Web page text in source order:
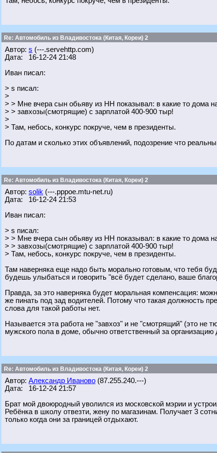
Re: Автомобиль из Владивостока (Китая, Кореи) 2
Автор: s (---.servehttp.com)
Дата: 16-12-24 21:48
Иван писал:
> s писал:
>
> > Мне вчера сын обьяву из НН показывал: в какие то дома
> > завхозы(смотрящие) с зарплатой 400-900 тыр!
>
> Там, небось, конкурс покруче, чем в президенты.
По датам и сколько этих объявлений, подозрение что
Re: Автомобиль из Владивостока (Китая, Кореи) 2
Автор: solik (---.pppoe.mtu-net.ru)
Дата: 16-12-24 21:53
Иван писал:
> s писал:
> > Мне вчера сын обьяву из НН показывал: в какие то дома
> > завхозы(смотрящие) с зарплатой 400-900 тыр!
> Там, небось, конкурс покруче, чем в президенты.
Там наверняка еще надо быть морально готовым, что тебя
будешь улыбаться и говорить "всё будет сделано, ваше
Правда, за это наверняка будет моральная компенсация:
же пинать под зад водителей. Потому что такая должность
слова для такой работы нет.
Называется эта работа не "завхоз" и не "смотрящий" (это
мужского пола в доме, обычно ответственный за организацию
Re: Автомобиль из Владивостока (Китая, Кореи) 2
Автор: Александр Иваново (87.255.240.---)
Дата: 16-12-24 21:57
Брат мой двоюродный уволился из московской мэрии и
Ребёнка в школу отвезти, жену по магазинам. Получает 3
только когда они за границей отдыхают.